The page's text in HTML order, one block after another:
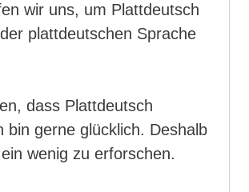
wir uns, um Plattdeutsch
plattdeutschen Sprache
dass Plattdeutsch
bin gerne glücklich. Deshalb
wenig zu erforschen.